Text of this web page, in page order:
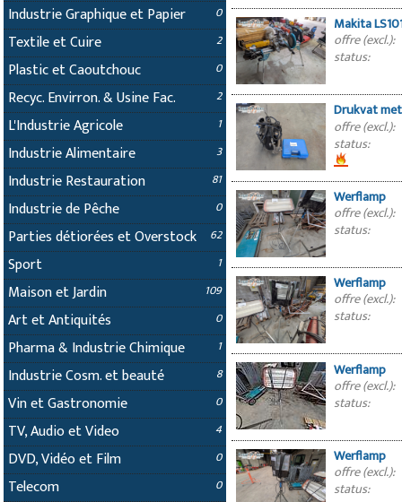
Industrie Graphique et Papier 0
Textile et Cuire 2
Plastic et Caoutchouc 0
Recyc. Envirron. & Usine Fac. 2
L'Industrie Agricole 1
Industrie Alimentaire 3
Industrie Restauration 81
Industrie de Pêche 0
Parties détiorées et Overstock 62
Sport 1
Maison et Jardin 109
Art et Antiquités 0
Pharma & Industrie Chimique 1
Industrie Cosm. et beauté 8
Vin et Gastronomie 0
TV, Audio et Video 4
DVD, Vidéo et Film 0
Telecom 0
Makita
offre (excl.):
status:
Drukvat
offre (excl.):
status:
Werflamp
offre (excl.):
status:
Werflamp
offre (excl.):
status:
Werflamp
offre (excl.):
status:
Werflamp
offre (excl.):
status: